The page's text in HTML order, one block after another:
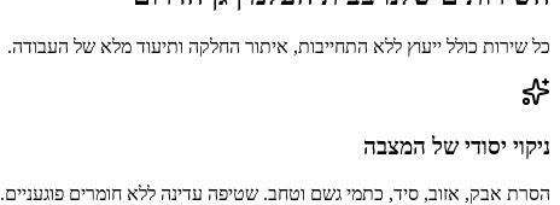
כל שירות כולל ייעוץ ללא התחייבות, איתור החלקה ותיעוד מלא של העבודה.
ניקוי יסודי של המצבה
הסרת אבק, אזוב, סיד, כתמי גשם וטחב. שטיפה עדינה ללא חומרים פוגעניים.